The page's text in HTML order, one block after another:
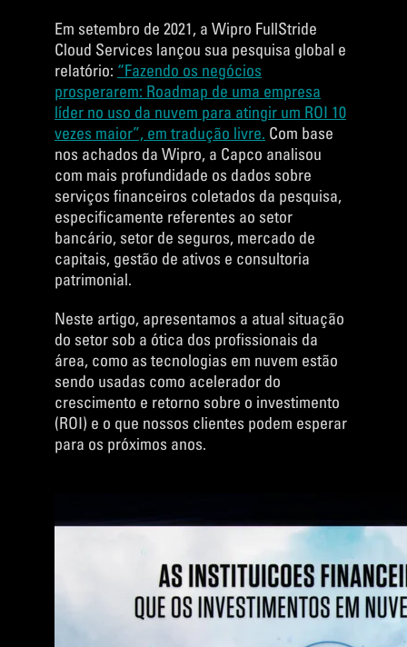
Em setembro de 2021, a Wipro FullStride
Cloud Services lançou sua pesquisa global e
relatório: “Fazendo os negócios
prosperarem: Roadmap de uma empresa
líder no uso da nuvem para atingir um ROI 10
vezes maior”, em tradução livre. Com base
nos achados da Wipro, a Capco analisou
com mais profundidade os dados sobre
serviços financeiros coletados da pesquisa,
especificamente referentes ao setor
bancário, setor de seguros, mercado de
capitais, gestão de ativos e consultoria
patrimonial.
Neste artigo, apresentamos a atual situação
do setor sob a ótica dos profissionais da
área, como as tecnologias em nuvem estão
sendo usadas como acelerador do
crescimento e retorno sobre o investimento
(ROI) e o que nossos clientes podem esperar
para os próximos anos.